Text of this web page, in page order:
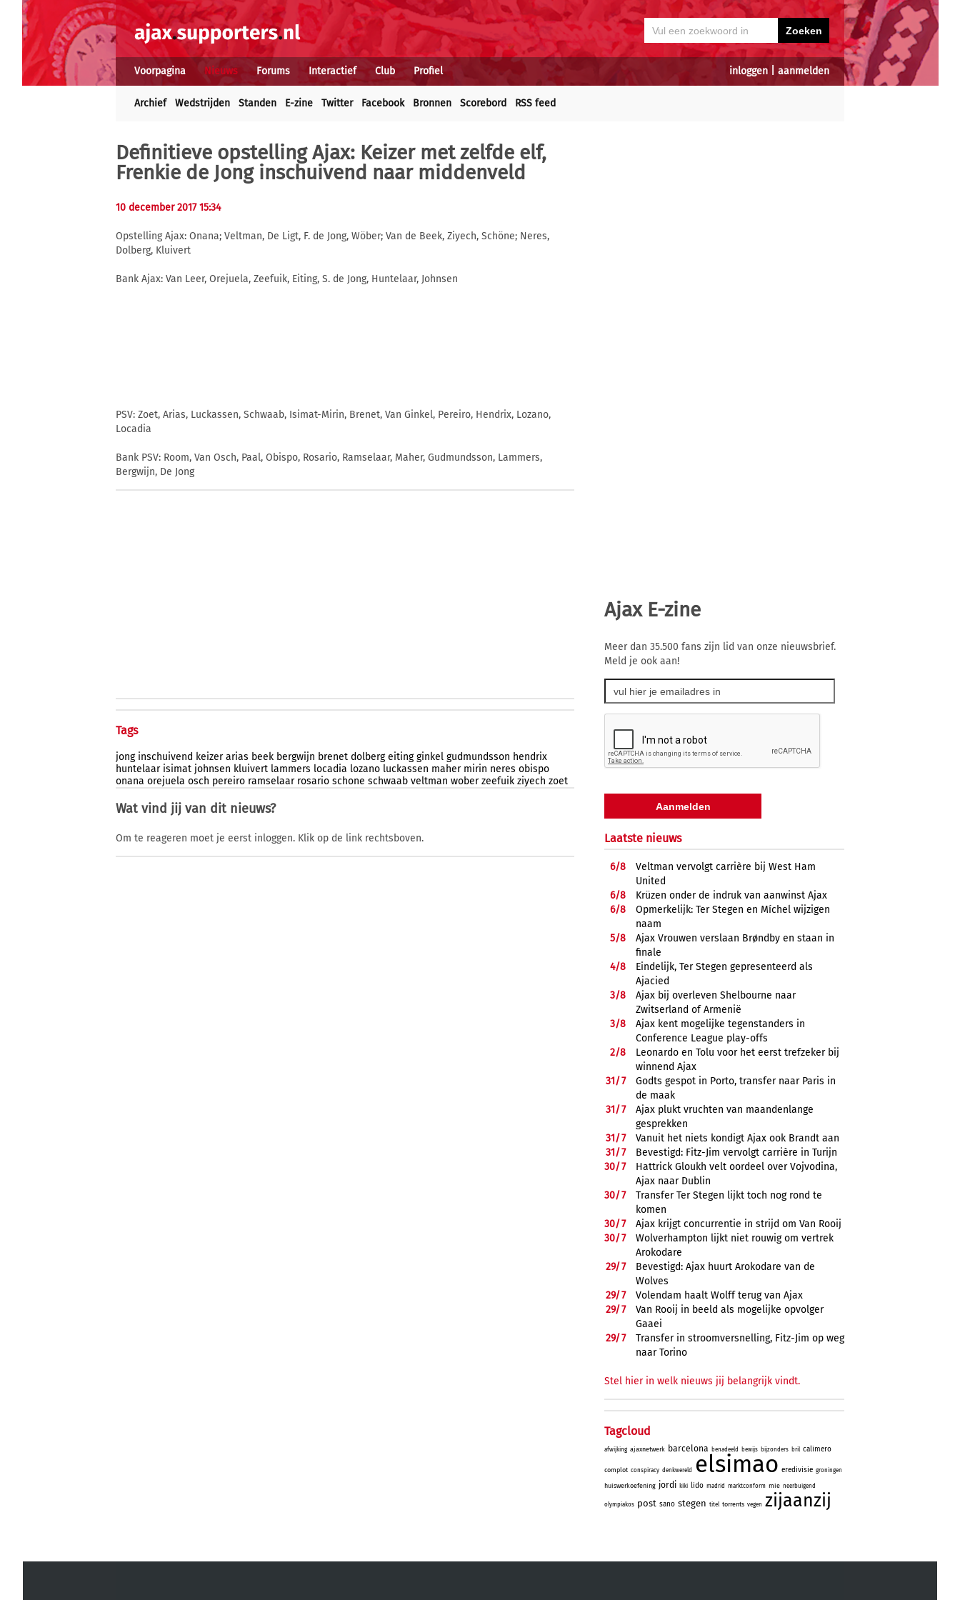
inloggen aanmelden
Voorpagina Nieuws Forums Interactief Club Profiel
Archief Wedstrijden Standen E-zine Twitter Facebook Bronnen Scorebord RSS feed
Definitieve opstelling Ajax: Keizer met zelfde elf,
Frenkie de Jong inschuivend naar middenveld
10 december 2017 15:34
Opstelling Ajax: Onana; Veltman, De Ligt, F. de Jong, Wöber; Van de Beek, Ziyech, Schöne; Neres,
Dolberg, Kluivert
Bank Ajax: Van Leer, Orejuela, Zeefuik, Eiting, S. de Jong, Huntelaar, Johnsen
PSV: Zoet, Arias, Luckassen, Schwaab, Isimat-Mirin, Brenet, Van Ginkel, Pereiro, Hendrix, Lozano,
Locadia
Bank PSV: Room, Van Osch, Paal, Obispo, Rosario, Ramselaar, Maher, Gudmundsson, Lammers,
Bergwijn, De Jong
Tags
jong inschuivend keizer arias beek bergwijn brenet dolberg eiting ginkel gudmundsson hendrix
huntelaar isimat johnsen kluivert lammers locadia lozano luckassen maher mirin neres obispo
onana orejuela osch pereiro ramselaar rosario schone schwaab veltman wober zeefuik ziyech zoet
Wat vind jij van dit nieuws?
Om te reageren moet je eerst inloggen. Klik op de link rechtsboven.
Ajax E-zine
Meer dan 35.500 fans zijn lid van onze nieuwsbrief.
Meld je ook aan!
Laatste nieuws
6/8
Veltman vervolgt carrière bij West Ham
United
6/8
Krüzen onder de indruk van aanwinst Ajax
6/8
Opmerkelijk: Ter Stegen en Míchel wijzigen
naam
5/8
Ajax Vrouwen verslaan Brøndby en staan in
finale
4/8
Eindelijk, Ter Stegen gepresenteerd als
Ajacied
3/8
Ajax bij overleven Shelbourne naar
Zwitserland of Armenië
3/8
Ajax kent mogelijke tegenstanders in
Conference League play-offs
2/8
Leonardo en Tolu voor het eerst trefzeker bij
winnend Ajax
31/7
Godts gespot in Porto, transfer naar Paris in
de maak
31/7
Ajax plukt vruchten van maandenlange
gesprekken
31/7
Vanuit het niets kondigt Ajax ook Brandt aan
31/7
Bevestigd: Fitz-Jim vervolgt carrière in Turijn
30/7
Hattrick Gloukh velt oordeel over Vojvodina,
Ajax naar Dublin
30/7
Transfer Ter Stegen lijkt toch nog rond te
komen
30/7
Ajax krijgt concurrentie in strijd om Van Rooij
30/7
Wolverhampton lijkt niet rouwig om vertrek
Arokodare
29/7
Bevestigd: Ajax huurt Arokodare van de
Wolves
29/7
Volendam haalt Wolff terug van Ajax
29/7
Van Rooij in beeld als mogelijke opvolger
Gaaei
29/7
Transfer in stroomversnelling, Fitz-Jim op weg
naar Torino
Stel hier in welk nieuws jij belangrijk vindt.
Tagcloud
afwijking ajaxnetwerk barcelona benadeeld bewijs bijzonders bril calimero
complot conspiracy denkwereld elsimao eredivisie groningen
huiswerkoefening jordi kiki lido madrid marktconform mie neerbuigend
olympiakos post sano stegen titel torrents vegen zijaanzij